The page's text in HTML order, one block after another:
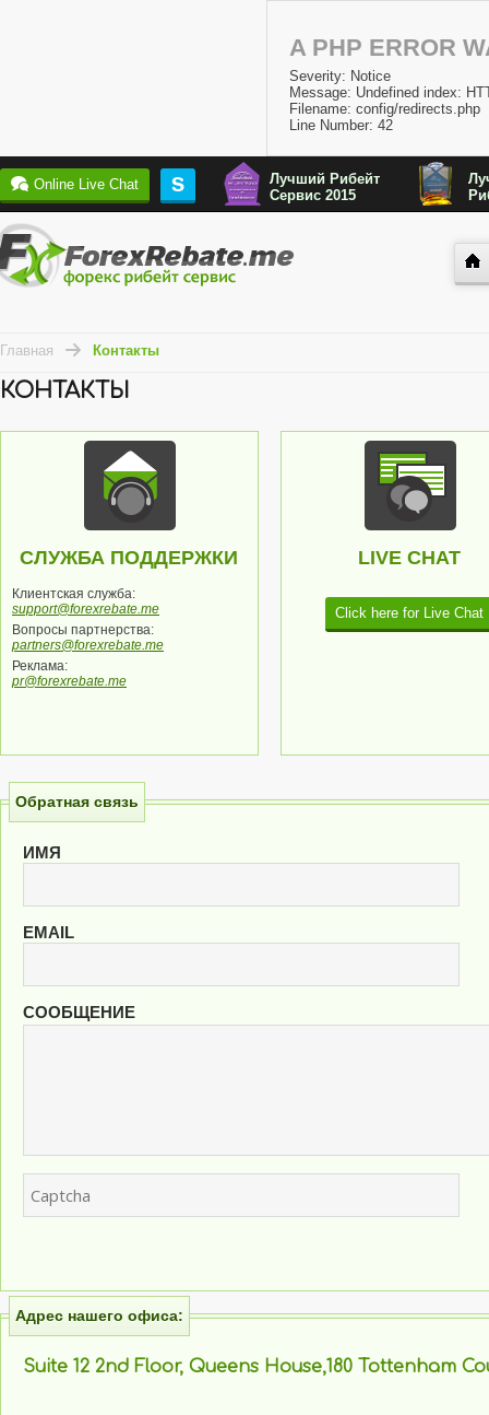
A PHP ERROR
Severity: Notice
Message: Undefined index:
Filename: config/redirects.php
Line Number: 42
Online Live Chat S
Лучший Рибейт
Сервис 2015
Главная Контакты
КОНТАКТЫ
СЛУЖБА ПОДДЕРЖКИ
Клиентская служба:
support@forexrebate.me
Вопросы партнерства:
partners@forexrebate.me
Реклама:
pr@forexrebate.me
LIVE CHAT
Click here for Live Chat
Обратная связь
ИМЯ
EMAIL
СООБЩЕНИЕ
Адрес нашего офиса:
Suite 12 2nd Floor, Queens House,180 Tottenham